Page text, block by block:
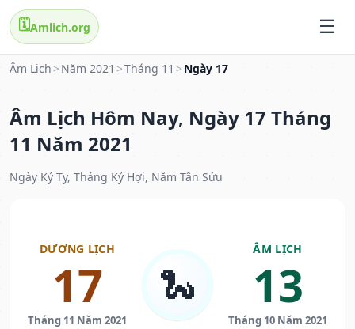
🗓️Amlich.org
Âm Lịch > Năm 2021 >Tháng 11 > Ngày 17
Âm Lịch Hôm Nay, Ngày 17 Tháng
11 Năm 2021
Ngày Kỷ Tỵ, Tháng Kỷ Hợi, Năm Tân Sửu
DƯƠNG LỊCH
17
Tháng 11 Năm 2021
🐍
ÂM LỊCH
13
Tháng 10 Năm 2021